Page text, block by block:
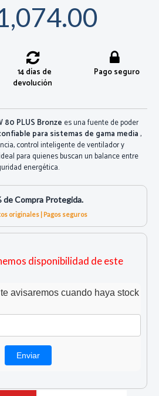
14 días de
devolución
Pago seguro
80 PLUS Bronze es una fuente de poder
para sistemas de gama media,
control inteligente de ventilador y
para quienes buscan un balance entre
energética.
de Compra Protegida.
originales | Pagos seguros
disponibilidad de este
avisaremos cuando haya stock